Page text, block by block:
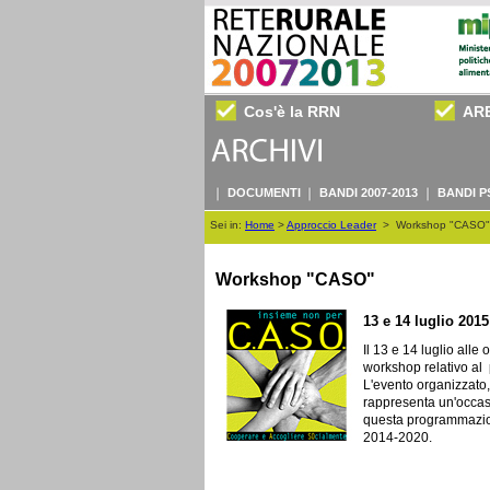
Cos'è la RRN
DOCUMENTI BANDI 2007-2013 BANDI
Sei in: Home >Approccio Leader> Workshop "CASO"
Workshop "CASO"
13 e 14 luglio
Il 13 e 14 luglio alle
workshop relativo al
L'evento
rappresenta
questa
2014-2020.